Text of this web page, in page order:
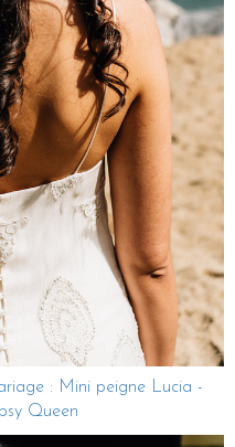
: Mini peigne Lucia -
Queen